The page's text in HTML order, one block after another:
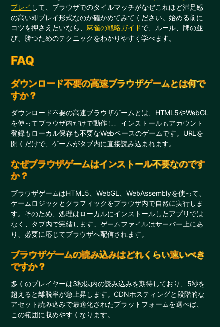
プレイ して、ブラウザでのタイルマッチがなぜこれほど満足感
の高い即プレイ形式なのか確かめてみてください。始める前に
コツを押さえたいなら、 麻雀の戦略ガイドで、ルール、牌の並
び、勝つためのテクニックをわかりやすく学べます。
FAQ
ダウンロード不要の高速ブラウザゲームとは何で
すか？
ダウンロード不要の高速ブラウザゲームとは、HTML5やWebGL
を使ってブラウザ内だけで動作し、インストールもアカウント
登録もローカル保存も不要なWebベースのゲームです。URLを
開くだけで、ゲームがタブ内に直接読み込まれます。
なぜブラウザゲームはインストール不要なのです
か？
ブラウザゲームはHTML5、WebGL、WebAssemblyを使って、
ゲームロジックとグラフィックをブラウザ内で自然に実行しま
す。そのため、処理はローカルにインストールしたアプリでは
なく、タブ内で完結します。ゲームファイルはサーバー上にあ
り、必要に応じてブラウザへ配信されます。
ブラウザゲームの読み込みはどれくらい速いべき
ですか？
多くのプレイヤーは3秒以内の読み込みを期待しており、5秒を
超えると離脱率が急上昇します。CDNホスティングと段階的な
アセット読み込みで最適化されたプラットフォームを選べば、
この範囲に収めやすくなります。